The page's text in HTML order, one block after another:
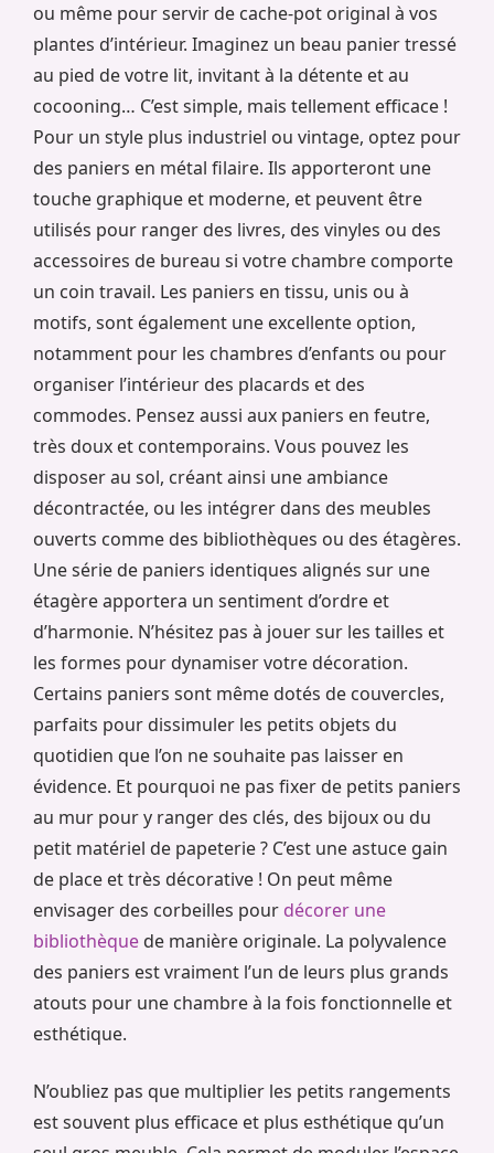
ou même pour servir de cache-pot original à vos
plantes d’intérieur. Imaginez un beau panier tressé
au pied de votre lit, invitant à la détente et au
cocooning… C’est simple, mais tellement efficace !
Pour un style plus industriel ou vintage, optez pour
des paniers en métal filaire. Ils apporteront une
touche graphique et moderne, et peuvent être
utilisés pour ranger des livres, des vinyles ou des
accessoires de bureau si votre chambre comporte
un coin travail. Les paniers en tissu, unis ou à
motifs, sont également une excellente option,
notamment pour les chambres d’enfants ou pour
organiser l’intérieur des placards et des
commodes. Pensez aussi aux paniers en feutre,
très doux et contemporains. Vous pouvez les
disposer au sol, créant ainsi une ambiance
décontractée, ou les intégrer dans des meubles
ouverts comme des bibliothèques ou des étagères.
Une série de paniers identiques alignés sur une
étagère apportera un sentiment d’ordre et
d’harmonie. N’hésitez pas à jouer sur les tailles et
les formes pour dynamiser votre décoration.
Certains paniers sont même dotés de couvercles,
parfaits pour dissimuler les petits objets du
quotidien que l’on ne souhaite pas laisser en
évidence. Et pourquoi ne pas fixer de petits paniers
au mur pour y ranger des clés, des bijoux ou du
petit matériel de papeterie ? C’est une astuce gain
de place et très décorative ! On peut même
envisager des corbeilles pour décorer une
bibliothèque de manière originale. La polyvalence
des paniers est vraiment l’un de leurs plus grands
atouts pour une chambre à la fois fonctionnelle et
esthétique.
N’oubliez pas que multiplier les petits rangements
est souvent plus efficace et plus esthétique qu’un